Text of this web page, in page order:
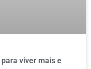
viver mais e